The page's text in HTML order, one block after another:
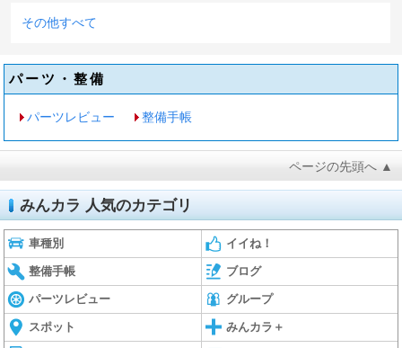
その他すべて
パーツ・整備
パーツレビュー 整備手帳
ページの先頭へ ▲
みんカラ 人気のカテゴリ
車種別 イイね！
整備手帳 ブログ
パーツレビュー グループ
スポット みんカラ＋